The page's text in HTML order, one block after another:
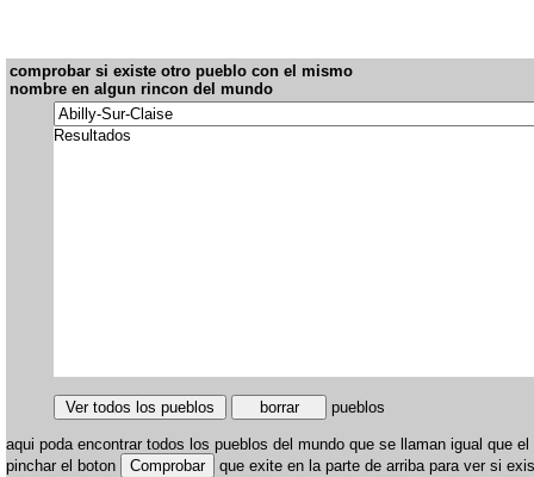
comprobar si existe otro pueblo con el mismo
nombre en algun rincon del mundo
Resultados
pueblos
aqui poda encontrar todos los pueblos del mundo que se llaman igual que
pinchar el boton
que exite en la parte de arriba para ver si